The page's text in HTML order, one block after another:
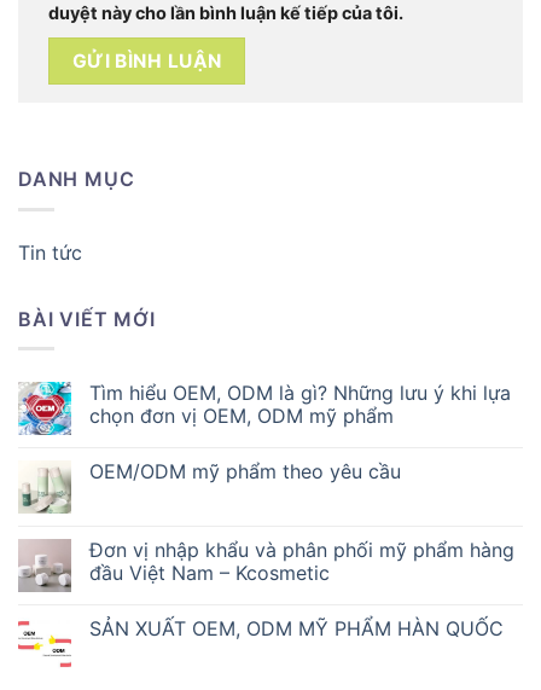
duyệt này cho lần bình luận kế tiếp của tôi.
DANH MỤC
Tin tức
BÀI VIẾT MỚI
Tìm hiểu OEM, ODM là gì? Những lưu ý khi lựa
chọn đơn vị OEM, ODM mỹ phẩm
OEM/ODM mỹ phẩm theo yêu cầu
Đơn vị nhập khẩu và phân phối mỹ phẩm hàng
đầu Việt Nam – Kcosmetic
SẢN XUẤT OEM, ODM MỸ PHẨM HÀN QUỐC